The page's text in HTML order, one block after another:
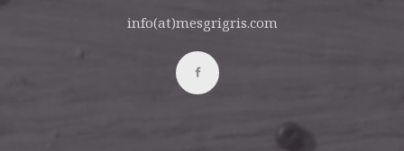
info(at)mesgrigris.com